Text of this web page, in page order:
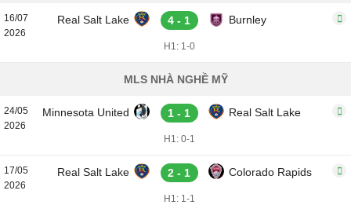
16/07
2026
Real Salt Lake 4 - 1 Burnley
H1: 1-0
MLS NHÀ NGHỀ MỸ
24/05
2026
Minnesota United 1 - 1 Real Salt Lake
H1: 0-1
17/05
2026
Real Salt Lake 2 - 1 Colorado Rapids
H1: 1-1